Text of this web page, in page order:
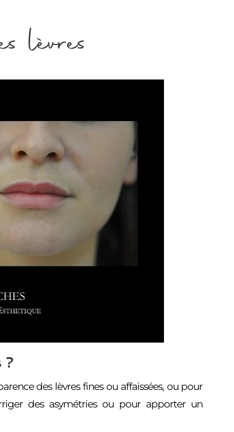
lèvres
des lèvres fines ou affaissées, ou pour
des asymétries ou pour apporter un